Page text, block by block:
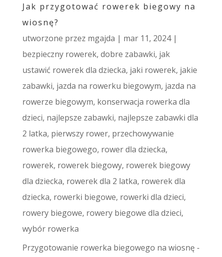
Jak przygotować rowerek biegowy na
wiosnę?
utworzone przez mgajda | mar 11, 2024|
bezpieczny rowerek, dobre zabawki, jak
ustawić rowerek dla dziecka, jaki rowerek, jakie
zabawki, jazda na rowerku biegowym, jazda na
rowerze biegowym, konserwacja rowerka dla
dzieci, najlepsze zabawki, najlepsze zabawki dla
2 latka, pierwszy rower, przechowywanie
rowerka biegowego, rower dla dziecka,
rowerek, rowerek biegowy, rowerek biegowy
dla dziecka, rowerek dla 2 latka, rowerek dla
dziecka, rowerki biegowe, rowerki dla dzieci,
rowery biegowe, rowery biegowe dla dzieci,
wybór rowerka
Przygotowanie rowerka biegowego na wiosnę -